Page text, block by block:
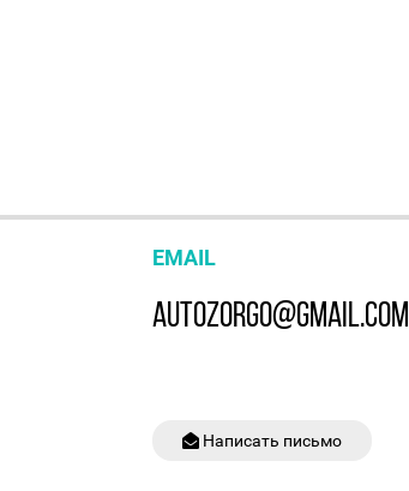
EMAIL
AUTOZORGO@GMAIL.COM
Написать письмо